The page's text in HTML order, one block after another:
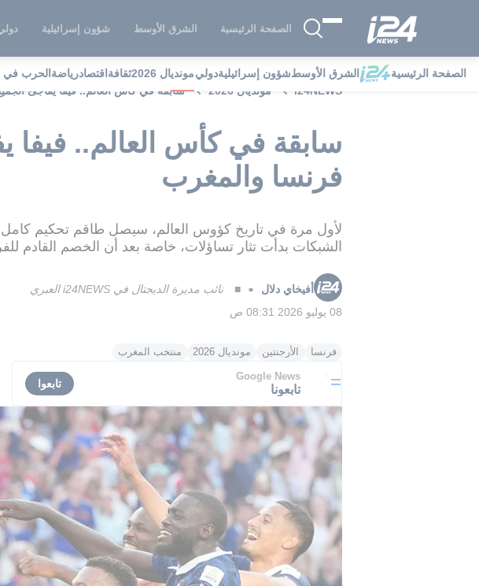
الصفحة الرئيسية الشرق الأوسط شؤون إسرائيلية
الصفحة الرئيسية الشرق الأوسطشؤون إسرائيليةدوليمونديال 2026 ثقافة اقتصادرياضة الحرب في
i24NEWS
مونديال 2026 سابقة في كأس العالم.. فيفا يفاجئ
سابقة في كأس العالم.. فيفا
فرنسا والمغرب
لأول مرة في تاريخ كؤوس العالم، سيصل طاقم تحكيم
الشبكات بدأت تثار تساؤلات، خاصة بعد أن الخصم القادم
أفيخاي دلال ■ ■ نائب مديرة الديجتال في i24NEWS العبري
08 يوليو 2026 08:31 ص
فرنسا الأرجنتين مونديال 2026 منتخب المغرب
Google News
تابعونا تابعوا